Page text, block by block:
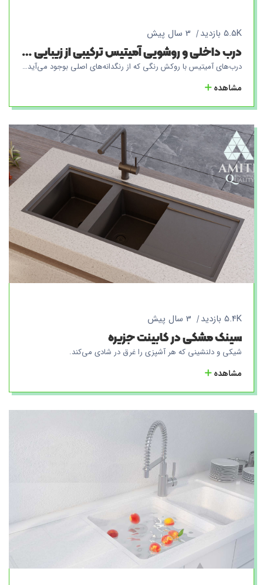
5.5K بازدید 3 سال پیش
درب داخلی و روشویی آمیتیس ترکیبی از زیبایی و کارایی برای خانه شما
درب‌های آمیتیس با روکش رنگی که از رنگدانه‌های اصلی بوجود می‌آید و در ضخامت ۳ الی ۵ میلی‌متری رنگ کاری می‌شوند که کیفیت و با دوام بودن درب‌ها نمایانگر محصولات باشند. یکی از بارزترین ویژگی های این محصول این است که با ایجاد خط و خش‌ روی تمامی درب‌های محصولات برند آمیتیس تنها با یک پولیش به آسانی محو می‌شوند و تعمیرات درب‌ها نیز بدون نیاز ارجاع به کارخانه، در همان محل و توسط کارشناسان آمیتیس قابل حل بوده و مشکلاتی را برای خریداران رقم نمی‌زند. درب‌های آمیتیس در فضا‌های ویلایی و بیرونی عملکرد بالایی از خود نشان داده که با توجه به وجود عایق حرارتی، از هرگونه ورود هوای بیرون به داخل محیط جلوگیری می‌کند. درب‌های داخلی آمیتیس حالت آکوستیک را دارا می‌باشند که صدا‌های داخلی نیز به بیرون محیط درز پیدا نکند و در فضا‌های درمانی، استراحتی کاربرد این نوع درب‌ها بسیار مورد توجه قرار می‌گیرد.
مشاهده
5.4K بازدید 3 سال پیش
سینک مشکی در کابینت جزیره
شیکی و دلنشینی که هر آشپزی را غرق در شادی می‌کند.
مشاهده